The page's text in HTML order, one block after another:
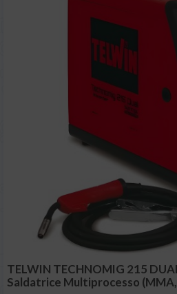
TELWIN TECHNOMIG 215
Saldatrice Multiprocesso